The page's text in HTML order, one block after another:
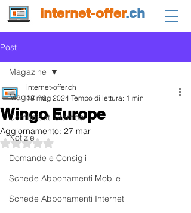
internet-offer.ch
Post
Magazine
Comunicati Stampa
Notizie
Domande e Consigli
Schede Abbonamenti Mobile
Schede Abbonamenti Internet
Magazine
Wingo Europe
internet-offer.ch
18 mag 2024 Tempo di lettura: 1 min
Aggiornamento: 27 mar
Valutazione NaN stelle su 5.